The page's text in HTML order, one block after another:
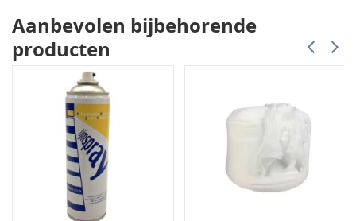
Aanbevolen bijbehorende
producten